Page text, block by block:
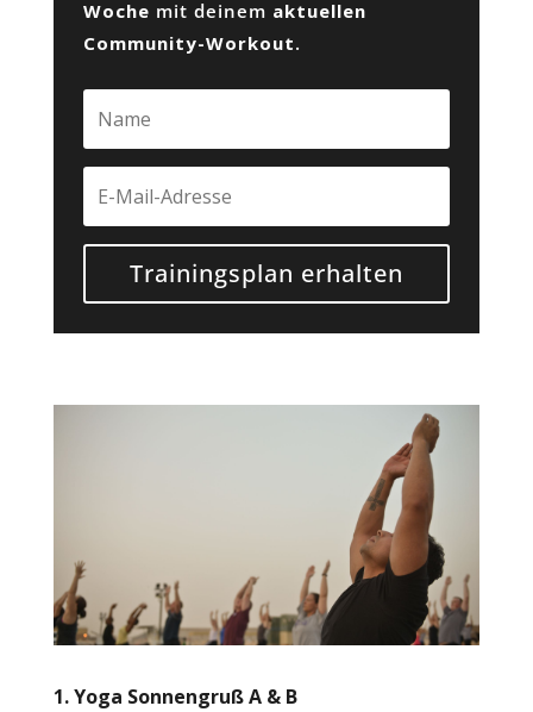
Woche mit deinem aktuellen
Community-Workout.
Trainingsplan erhalten
1.Yoga Sonnengruß A & B